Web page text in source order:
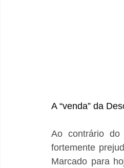
A “venda” da
Ao contrário do
fortemente
Marcado para